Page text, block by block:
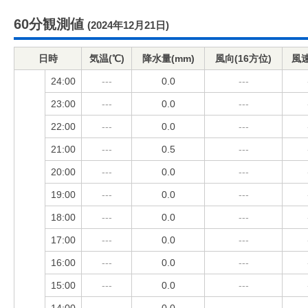
60分観測値 (2024年12月21日)
日時 気温(℃) 降水量(mm) 風向(16方位) 風
24:00 --- 0.0 ---
23:00 --- 0.0 ---
22:00 --- 0.0 ---
21:00 --- 0.5 ---
20:00 --- 0.0 ---
19:00 --- 0.0 ---
18:00 --- 0.0 ---
17:00 --- 0.0 ---
16:00 --- 0.0 ---
15:00 --- 0.0 ---